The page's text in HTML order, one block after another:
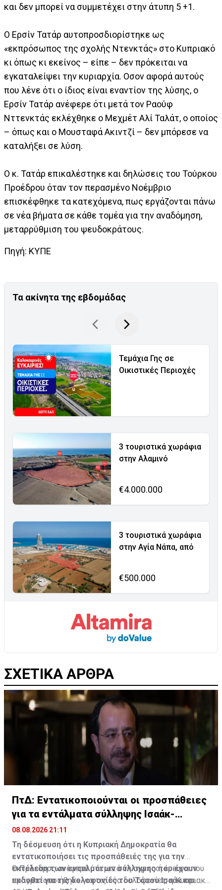
και δεν μπορεί να συμμετέχει στην άτυπη 5 +1.
O Ερσίν Τατάρ αυτοπροσδιορίστηκε ως
«εκπρόσωπος της σχολής Ντενκτάς» στο Κυπριακό
κι όπως κι εκείνος – είπε – δεν πρόκειται να
εγκαταλείψει την κυριαρχία. Οσον αφορά αυτούς
που λένε ότι ο ίδιος είναι εναντίον της λύσης, ο
Ερσίν Τατάρ ανέφερε ότι μετά τον Ραούφ
Νττενκτάς εκλέχθηκε ο Μεχμέτ Αλί Ταλάτ, ο οποίος
– όπως και ο Μουσταφά Ακιντζί – δεν μπόρεσε να
καταλήξει σε λύση.
Ο κ. Τατάρ επικαλέστηκε και δηλώσεις του Τούρκου
Προέδρου όταν τον περασμένο Νοέμβριο
επισκέφθηκε τα κατεχόμενα, πως εργάζονται πάνω
σε νέα βήματα σε κάθε τομέα για την αναδόμηση,
μεταρρύθμιση του ψευδοκράτους.
Πηγή: ΚΥΠΕ
Τα ακίνητα της εβδομάδας
Τεμάχια Γης σε
Οικιστικές Περιοχές
3 τουριστικά χωράφια
στην Αλαμινό
€4.000.000
3 τουριστικά χωράφια
στην Αγία Νάπα, από
€500.000
ΣΧΕΤΙΚΑ ΑΡΘΡΑ
ΠτΔ: Εντατικοποιούνται οι προσπάθειες
για τα εντάλματα σύλληψης Ισαάκ-
Σολωμού
08.08.2026 21:11
Τη δέσμευση ότι η Κυπριακή Δημοκρατία θα
εντατικοποιήσει τις προσπάθειές της για την
εκτέλεση των ενταλμάτων σύλληψης που έχουν
εκδοθεί για τις δολοφονίες του Τάσου Ισαάκ και
Ο Πρόεδρος ανέφερε ότι μετά τη σχετική έρευνα που
πραγματοποιήθηκε για τις δύο δολοφονίες, η Κυπριακή